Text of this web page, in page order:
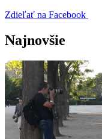
Zdieľať na Facebook
Najnovšie